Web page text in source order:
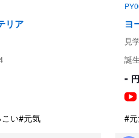
下の場合は除外されます
、故意に基づく死亡
の接種を受けず、そのための死亡
なかった場合の死亡
亡、及び盗難
直ちに売主までに連絡がなかった
偽の申告があった場合
体長、平均寿命、結石病、ヘル
リア
い#元気
ヨ
見
誕
- 円
#